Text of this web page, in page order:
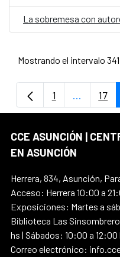
La sobremesa con
Mostrando el intervalo
Página
1 ...Páginas
17
CCE ASUNCIÓN |
EN ASUNCIÓN
Herrera, 834, Asunción,
Acceso: Herrera 10:00 a
Exposiciones: Martes a
Biblioteca Las
hs | Sábados: 10:00 a 12:00
Correo electrónico: